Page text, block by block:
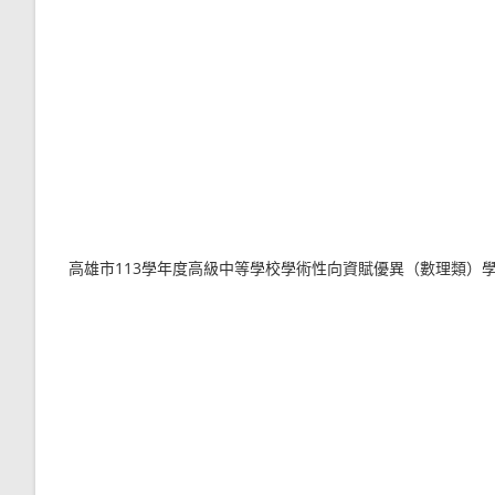
高雄市113學年度高級中等學校學術性向資賦優異（數理類）